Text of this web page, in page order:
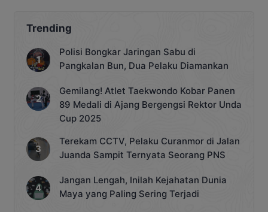
Trending
Polisi Bongkar Jaringan Sabu di
Pangkalan Bun, Dua Pelaku Diamankan
Gemilang! Atlet Taekwondo Kobar Panen
89 Medali di Ajang Bergengsi Rektor Unda
Cup 2025
Terekam CCTV, Pelaku Curanmor di Jalan
Juanda Sampit Ternyata Seorang PNS
Jangan Lengah, Inilah Kejahatan Dunia
Maya yang Paling Sering Terjadi